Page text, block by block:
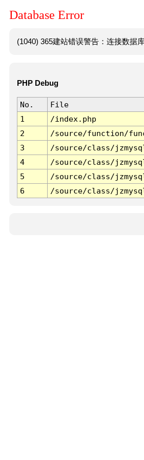
Database Error
(1040) 365建站错误警告：连接数据
PHP Debug
No. File
1
/index.php
2
/source/function/
3
/source/class/
4
/source/class/
5
/source/class/
6
/source/class/